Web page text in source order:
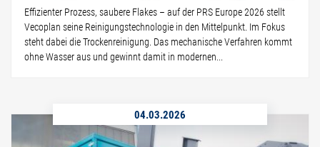
Effizienter Prozess, saubere Flakes – auf der PRS Europe 2026 stellt
Vecoplan seine Reinigungstechnologie in den Mittelpunkt. Im Fokus
steht dabei die Trockenreinigung. Das mechanische Verfahren kommt
ohne Wasser aus und gewinnt damit in modernen...
04.03.2026